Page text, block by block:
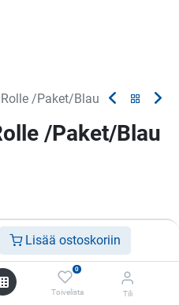
Lisää ostoskoriin
0
Toivelista Tili
/Paket/Blau
/Paket/Blau
ostoskoriin